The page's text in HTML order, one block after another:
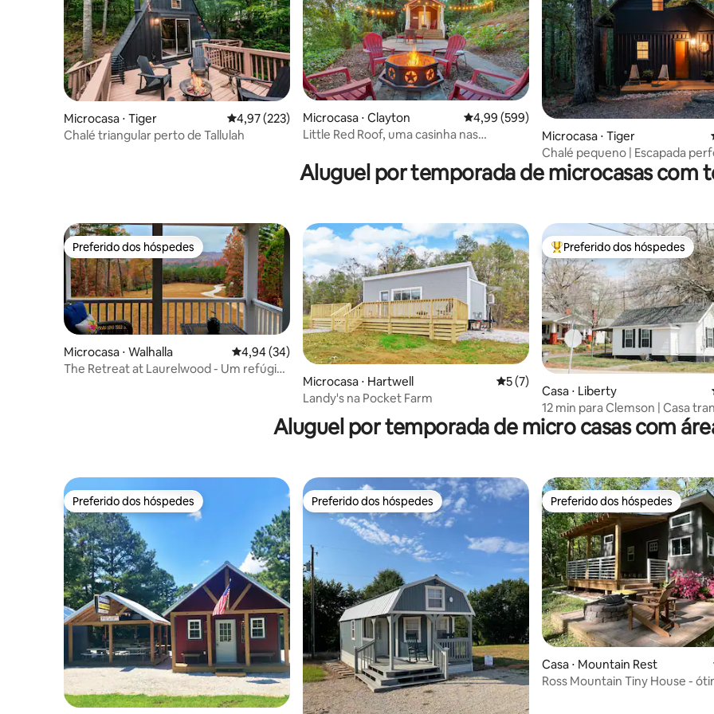
Microcasa ⋅ Tiger 4,97 de uma avaliação média de 5, 223 avaliações
4,97 (223)
Chalé triangular perto de Tallulah
Microcasa ⋅ Clayton 4,99 de uma avaliação média de 5, 599
4,99 (599)
Little Red Roof, uma casinha nas
Microcasa ⋅ Tiger
Chalé pequeno | Escapada
a montanha | Clayton GA
Aluguel por temporada de microcasas com
Preferido dos hóspedes
Preferido dos hóspedes
Microcasa ⋅ Walhalla 4,94 de uma avaliação média de 5, 34 avaliações
4,94 (34)
The Retreat at Laurelwood - Um refúgio
Microcasa ⋅ Hartwell 5 de uma avaliação média de 5, 7
5 (7)
Landy's na Pocket Farm
Entre os melhores preferidos
Preferido dos hóspedes
Casa ⋅ Liberty
12 min para Clemson | Casa
cidadezinha S.C.
Aluguel por temporada de micro casas com
Preferido dos hóspedes
Preferido dos hóspedes Preferido dos hóspedes
Preferido dos hóspedes Preferido dos hóspedes
Preferido dos hóspedes
Casa ⋅ Mountain Rest
Ross Mountain Tiny House -